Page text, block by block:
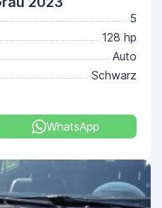
5
128 hp
Auto
Schwarz
WhatsApp